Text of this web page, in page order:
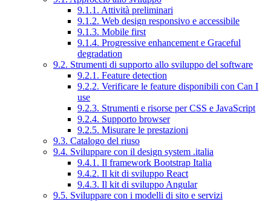
9.1.1. Attività preliminari
9.1.2. Web design responsivo e accessibile
9.1.3. Mobile first
9.1.4. Progressive enhancement e Graceful
degradation
9.2. Strumenti di supporto allo sviluppo del software
9.2.1. Feature detection
9.2.2. Verificare le feature disponibili con Can I
use
9.2.3. Strumenti e risorse per CSS e JavaScript
9.2.4. Supporto browser
9.2.5. Misurare le prestazioni
9.3. Catalogo del riuso
9.4. Sviluppare con il design system .italia
9.4.1. Il framework Bootstrap Italia
9.4.2. Il kit di sviluppo React
9.4.3. Il kit di sviluppo Angular
9.5. Sviluppare con i modelli di sito e servizi